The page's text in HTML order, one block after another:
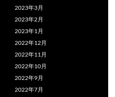
2023年3月
2023年2月
2023年1月
2022年12月
2022年11月
2022年10月
2022年9月
2022年7月